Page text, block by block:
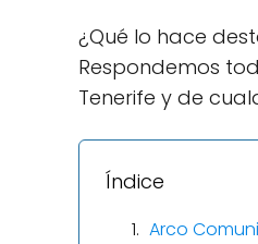
¿Qué lo hace
Respondemos
Tenerife y de
Índice
Arco